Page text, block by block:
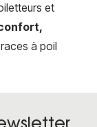
et
à poil